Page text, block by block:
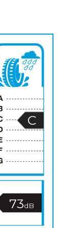
C
73dB